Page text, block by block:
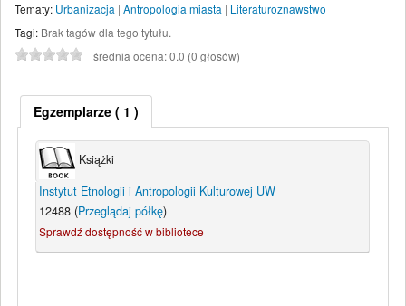
Tematy: Urbanizacja | Antropologia miasta | Literaturoznawstwo
Tagi: Brak tagów dla tego tytułu.
średnia ocena: 0.0 (0 głosów)
Egzemplarze( 1 )
Książki
Instytut Etnologii i Antropologii Kulturowej UW
12488 (Przeglądaj półkę)
Sprawdź dostępność w bibliotece